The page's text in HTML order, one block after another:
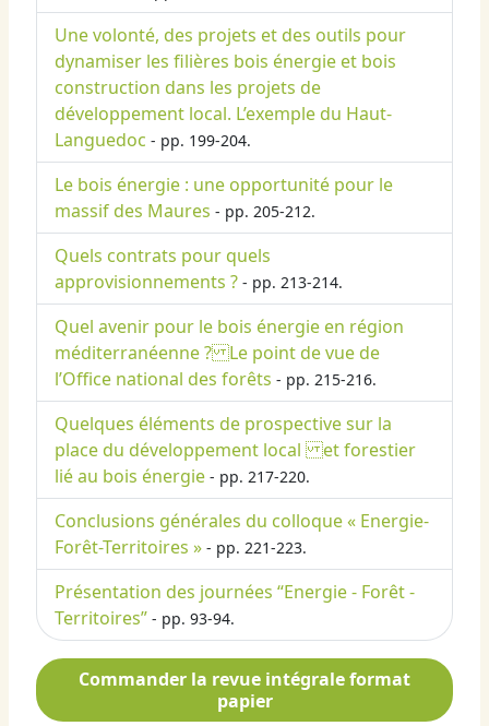
Une volonté, des projets et des outils pour
dynamiser les filières bois énergie et bois
construction dans les projets de
développement local. L’exemple du Haut-
Languedoc - pp. 199-204.
Le bois énergie : une opportunité pour le
massif des Maures - pp. 205-212.
Quels contrats pour quels
approvisionnements ? - pp. 213-214.
Quel avenir pour le bois énergie en région
méditerranéenne ? Le point de vue de
l’Office national des forêts - pp. 215-216.
Quelques éléments de prospective sur la
place du développement local et forestier
lié au bois énergie - pp. 217-220.
Conclusions générales du colloque « Energie-
Forêt-Territoires » - pp. 221-223.
Présentation des journées “Energie - Forêt -
Territoires” - pp. 93-94.
Commander la revue intégrale format
papier